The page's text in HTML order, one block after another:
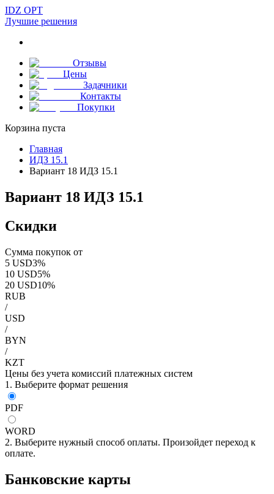
IDZ OPT
Лучшие решения
Отзывы
Цены
Задачники
Контакты
Покупки
Корзина пуста
Главная
ИДЗ 15.1
Вариант 18 ИДЗ 15.1
Вариант 18 ИДЗ 15.1
Скидки
Сумма покупок от
5 USD3%
10 USD5%
20 USD10%
RUB
/
USD
/
BYN
/
KZT
Цены без учета комиссий платежных систем
1. Выберите формат решения
PDF
WORD
2. Выберите нужный способ оплаты. Произойдет переход к
оплате.
Банковские карты